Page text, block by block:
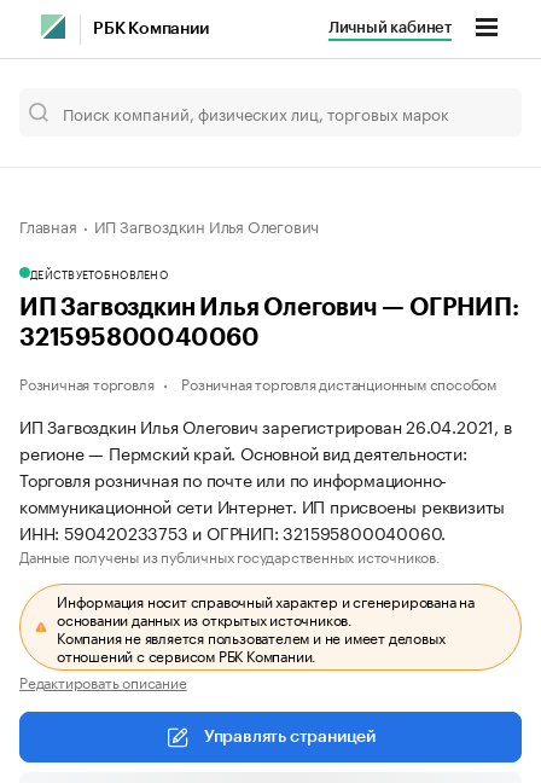
РБК Компании Личный кабинет
Главная ИП Загвоздкин Илья Олегович
ДЕЙСТВУЕТОБНОВЛЕНО
ИП Загвоздкин Илья Олегович — ОГРНИП:
321595800040060
Розничная торговля Розничная торговля дистанционным способом
ИП Загвоздкин Илья Олегович зарегистрирован 26.04.2021, в
регионе — Пермский край. Основной вид деятельности:
Торговля розничная по почте или по информационно-
коммуникационной сети Интернет. ИП присвоены реквизиты
ИНН: 590420233753 и ОГРНИП: 321595800040060.
Данные получены из публичных государственных источников.
Информация носит справочный характер и сгенерирована на
основании данных из открытых источников.
Компания не является пользователем и не имеет деловых
отношений с сервисом РБК Компании.
Редактировать описание
Управлять страницей